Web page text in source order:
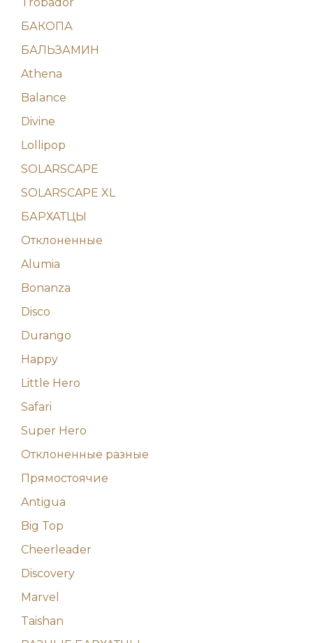
БАКОПА
БАЛЬЗАМИН
Athena
Balance
Divine
Lollipop
SOLARSCAPE
SOLARSCAPE XL
БАРХАТЦЫ
Отклоненные
Alumia
Bonanza
Disco
Durango
Happy
Little Hero
Safari
Super Hero
Отклоненные разные
Прямостоячие
Antigua
Big Top
Cheerleader
Discovery
Marvel
Taishan